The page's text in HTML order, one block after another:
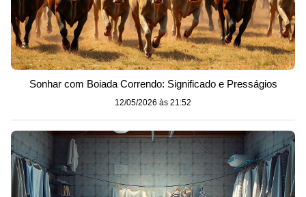
Sonhar com Boiada Correndo: Significado e Presságios
12/05/2026 às 21:52